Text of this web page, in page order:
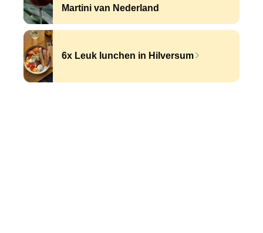
Martini van Nederland
6x Leuk lunchen in Hilversum